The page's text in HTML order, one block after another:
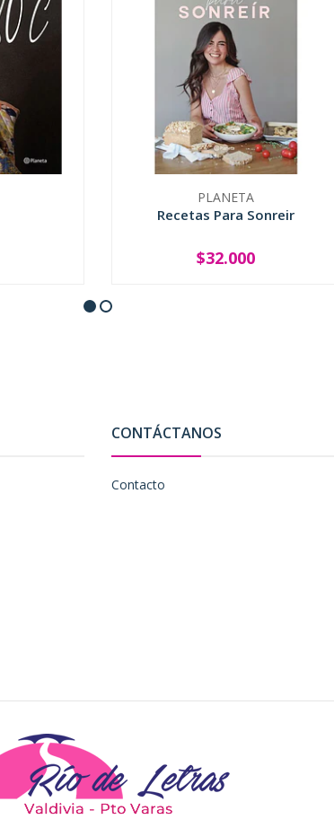
PLANETA
Recetas Para Sonreir
+
$32.000
CONTÁCTANOS
Contacto